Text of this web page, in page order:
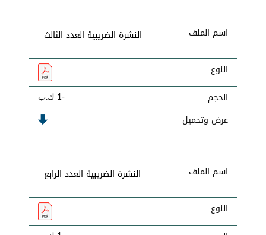
اسم الملف النشرة الضريبية العدد الثالث
النوع
الحجم
-1 ك.ب
عرض وتحميل
اسم الملف النشرة الضريبية العدد الرابع
النوع